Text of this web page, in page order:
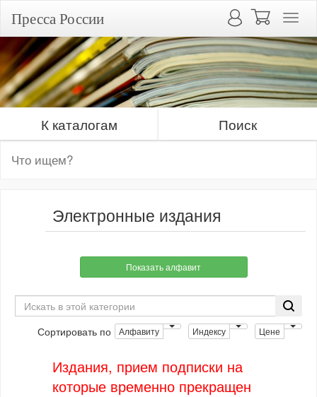
Пресса России
К каталогам Поиск
Электронные издания
Показать алфавит
Сортировать по Алфавиту Индексу Цене
Издания, прием подписки на
которые временно прекращен